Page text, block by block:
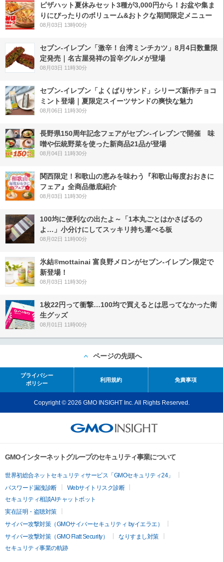
ピザハット夏休みセット3種が3,000円から！お盆や集ま
りにぴったりのボリューム&おトクな期間限定メニュー
08月03日 13時00分
セブン-イレブン「激辛！台湾ミンチカツ」8月4日数量限
定発売｜名古屋発祥の旨辛グルメが登場
08月03日 11時30分
セブン‐イレブン「よくばりサンド」シリーズ新作チョコ
ミント登場｜夏限定スイーツサンドの爽快な魅力
08月06日 11時30分
長野県150周年記念フェアがセブン-イレブンで開催 味
噌や伝統野菜を使った新商品21品が登場
08月04日 11時30分
関西限定！和歌山の恵みを味わう『和歌山毎度おおきに
フェア』全商品徹底紹介
08月03日 11時30分
100均に便利なの出たよ～「1本丸ごとはかさばるの
よ…」小分けにしてスッキリ持ち運べる板
08月02日 11時00分
氷結®mottainai 富良野メロンがセブン‐イレブン限定で
新登場！
08月03日 11時30分
1枚22円って衝撃…100均で買えるとは思ってなかった衛
生グッズ
08月01日 11時00分
ページの先頭へ
プライバシー
ポリシー
利用規約 免責事項
Copyright © 2026 GMO INSIGHT Inc. All Rights Reserved.
GMOインターネットグループのセキュリティ事業について
世界初総合ネットセキュリティサービス「GMOセキュリティ24」
パスワード漏洩診断
Webサイトリスク診断
セキュリティ相談AIチャットボット
実在証明・盗聴対策
サイバー攻撃対策（GMOサイバーセキュリティ byイエラエ）
サイバー攻撃対策（GMO Flatt Security）
なりすまし対策
セキュリティ事業の軌跡